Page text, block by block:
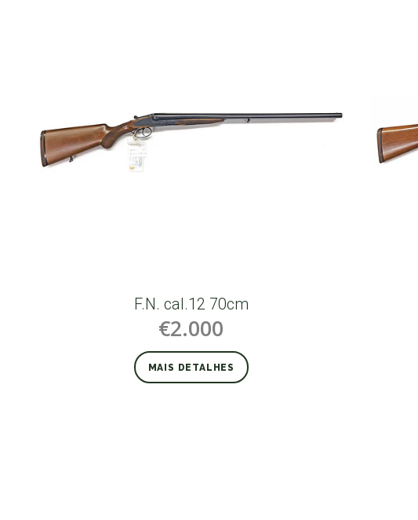
F.N. cal.12 70cm
€2.000
MAIS DETALHES